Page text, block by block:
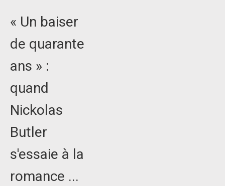
« Un baiser
de quarante
ans » :
quand
Nickolas
Butler
s'essaie à la
romance ...